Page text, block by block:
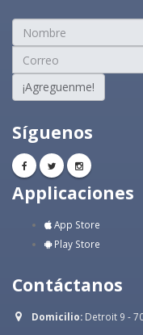
¡Agreguenme!
Síguenos
Applicaciones
App Store
Play Store
Contáctanos
Domicilio: Detroit 9 -